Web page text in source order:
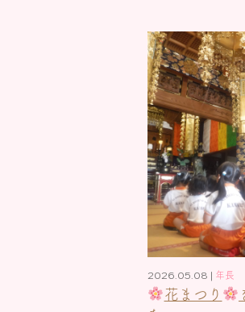
2026.05.08 | 年長
花まつり